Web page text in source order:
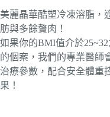
美麗晶華酷塑冷凍溶脂，
肪與多餘贅肉！
如果你的BMI值介於
的個案，我們的專業醫師
治療參數，配合安全體重
果！